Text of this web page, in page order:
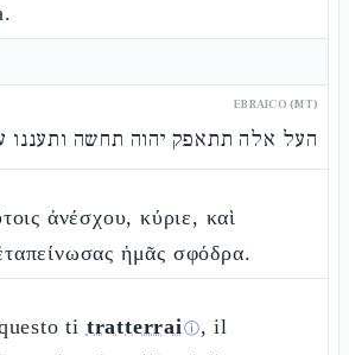
EBRAICO (MT)
העל אלה תתאפק יהוה תחשה ותעננו
ἀνέσχου, κύριε, καὶ
ἡμᾶς σφόδρα.
ti tratterraiⓘ, il